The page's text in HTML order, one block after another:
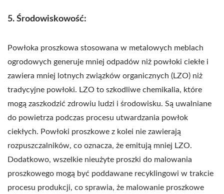
5. Środowiskowość:
Powłoka proszkowa stosowana w metalowych meblach
ogrodowych generuje mniej odpadów niż powłoki ciekłe i
zawiera mniej lotnych związków organicznych (LZO) niż
tradycyjne powłoki. LZO to szkodliwe chemikalia, które
mogą zaszkodzić zdrowiu ludzi i środowisku. Są uwalniane
do powietrza podczas procesu utwardzania powłok
ciekłych. Powłoki proszkowe z kolei nie zawierają
rozpuszczalników, co oznacza, że emitują mniej LZO.
Dodatkowo, wszelkie nieużyte proszki do malowania
proszkowego mogą być poddawane recyklingowi w trakcie
procesu produkcji, co sprawia, że malowanie proszkowe